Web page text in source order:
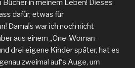
in meinem Leben! Dieses
dafür, etwas für
Damals war ich noch nicht
aus einem „One-Woman-
drei eigene Kinder später, hat es
zweimal auf‘s Auge, um